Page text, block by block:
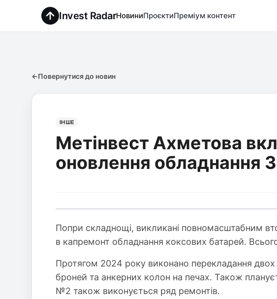
Invest RadarНовиниПроєктиПреміум контент
←Повернутися до новин
ІНШЕ
Метінвест Ахметова
оновлення обладнання
Попри складнощі, викликані повномасштабним
в капремонт обладнання коксових батарей.
Протягом 2024 року виконано перекладання двох
броней та анкерних колон на печах. Також
№2 також виконується ряд ремонтів.